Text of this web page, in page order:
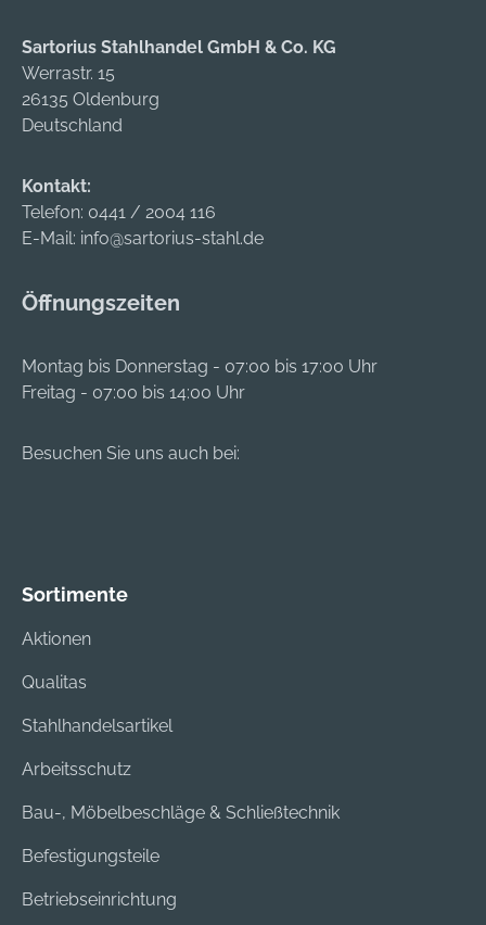
Sartorius Stahlhandel GmbH & Co. KG
Werrastr. 15
26135 Oldenburg
Deutschland
Kontakt:
Telefon: 0441 / 2004 116
E-Mail: info@sartorius-stahl.de
Öffnungszeiten
Montag bis Donnerstag - 07:00 bis 17:00 Uhr
Freitag - 07:00 bis 14:00 Uhr
Besuchen Sie uns auch bei:
Sortimente
Aktionen
Qualitas
Stahlhandelsartikel
Arbeitsschutz
Bau-, Möbelbeschläge & Schließtechnik
Befestigungsteile
Betriebseinrichtung